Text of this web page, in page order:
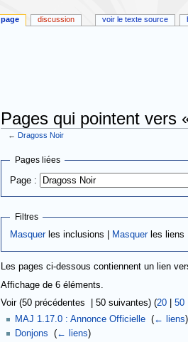
Pages qui pointent vers
←Dragoss Noir
Aller
navigation
Aller
recherche
Pages liées
Page :
Filtres
Masquerles inclusions | Masquerles liens |
Les pages ci-dessous contiennent un lien
Affichage de 6 éléments.
Voir (50 précédentes | 50 suivantes) (20| 50|
MAJ 1.17.0 : Annonce Officielle ‎(← liens)
Donjons ‎(← liens)
page discussion voir le texte source